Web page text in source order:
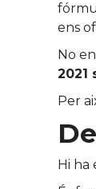
ens
No
2021
Per
Hi ha